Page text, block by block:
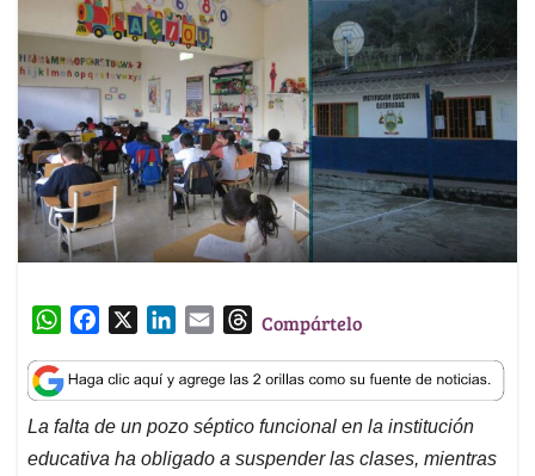
W
a
t
s
A
c
e
b
o
n
k
e
d
a
i
l
T
r
e
a
d
Compártelo
La falta de un pozo séptico funcional en la institución
educativa ha obligado a suspender las clases, mientras